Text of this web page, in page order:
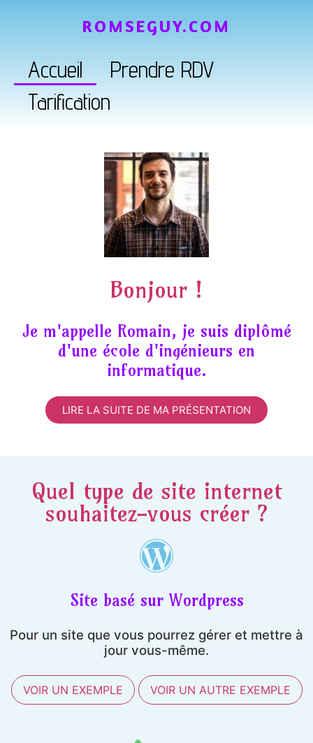
Accueil
Prendre RDV
Tarification
ROMSEGUY.COM
Bonjour !
Je m'appelle Romain, je suis diplômé
d'une école d'ingénieurs en
informatique.
LIRE LA SUITE DE MA PRÉSENTATION
Quel type de site internet
souhaitez-vous créer ?
Site basé sur Wordpress
Pour un site que vous pourrez gérer et mettre à
jour vous-même.
VOIR UN EXEMPLE VOIR UN AUTRE EXEMPLE